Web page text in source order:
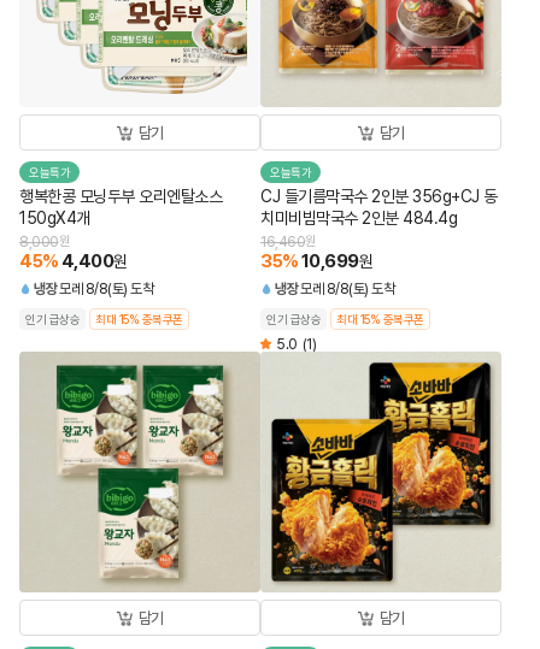
담기
오늘특가
행복한콩 모닝두부 오리엔탈소스
150gX4개
8,000원
45% 4,400원
냉장모레 8/8(토) 도착
인기 급상승 최대 15% 중복쿠폰
담기
오늘특가
CJ 들기름막국수 2인분 356g+CJ 동
치미비빔막국수 2인분 484.4g
16,460원
35%10,699원
냉장모레 8/8(토) 도착
인기 급상승 최대 15% 중복쿠폰
5.0 (1)
담기 담기